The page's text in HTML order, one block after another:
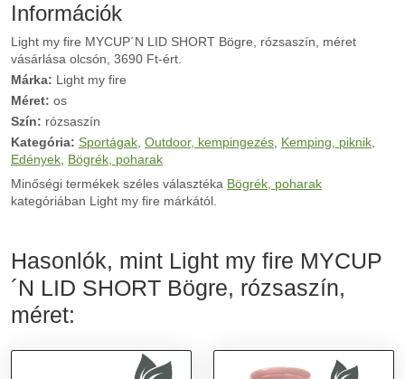
Információk
Light my fire MYCUP´N LID SHORT Bögre, rózsaszín, méret
vásárlása olcsón, 3690 Ft-ért.
Márka: Light my fire
Méret: os
Szín: rózsaszín
Kategória: Sportágak Outdoor, kempingezés Kemping, piknik
Edények Bögrék, poharak
Minőségi termékek széles választéka Bögrék, poharak
kategóriában Light my fire márkától.
Hasonlók, mint Light my fire MYCUP
´N LID SHORT Bögre, rózsaszín,
méret: